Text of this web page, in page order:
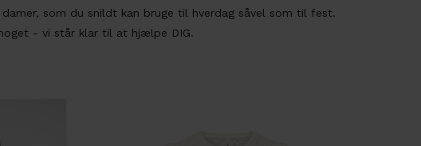
som du snildt kan bruge til hverdag såvel som til fest.
- vi står klar til at hjælpe DIG.